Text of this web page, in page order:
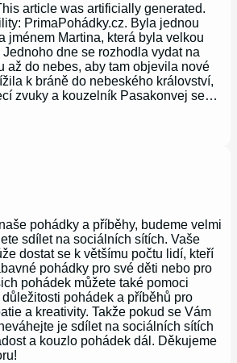
article was artificially generated.
PrimaPohádky.cz. Byla jednou
jménem Martina, která byla velkou
dne se rozhodla vydat na
až do nebes, aby tam objevila nové
k bráně do nebeského království,
zvuky a kouzelník Pasakonvej se…
pohádky a příběhy, budeme velmi
sdílet na sociálních sítích. Vaše
dostat se k většímu počtu lidí, kteří
pohádky pro své děti nebo pro
pohádek můžete také pomoci
pohádek a příběhů pro
a kreativity. Takže pokud se Vám
je sdílet na sociálních sítích
a kouzlo pohádek dál. Děkujeme